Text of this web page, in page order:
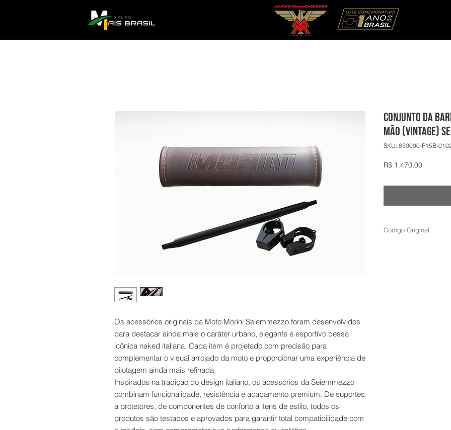
Os acessórios originais da Moto Morini Seiemmezzo foram desenvolvidos
para destacar ainda mais o caráter urbano, elegante e esportivo dessa
icônica naked italiana. Cada item é projetado com precisão para
complementar o visual arrojado da moto e proporcionar uma experiência de
pilotagem ainda mais refinada.
Inspirados na tradição do design italiano, os acessórios da Seiemmezzo
combinam funcionalidade, resistência e acabamento premium. De suportes
a protetores, de componentes de conforto a itens de estilo, todos os
produtos são testados e aprovados para garantir total compatibilidade com
Conjunto da
Mão (Vintage)
SKU: 850000-P15B-
R$ 1.470,00Preço
Código Original